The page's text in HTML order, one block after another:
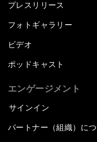
プレスリリース
フォトギャラリー
ビデオ
ポッドキャスト
エンゲージメント
サインイン
パートナー（組織）に